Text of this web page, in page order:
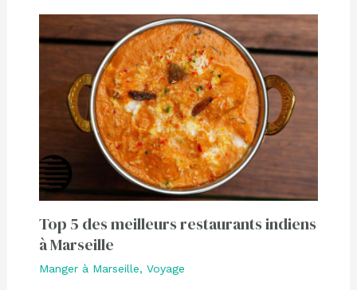
Top 5 des meilleurs restaurants indiens
à Marseille
Manger à Marseille, Voyage